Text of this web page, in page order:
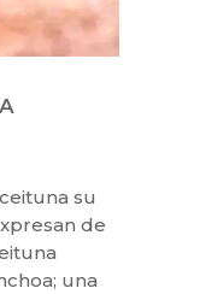
su
de
una